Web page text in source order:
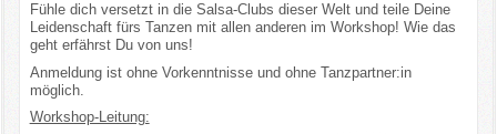
Fühle dich versetzt in die Salsa-Clubs dieser Welt und teile Deine
Leidenschaft fürs Tanzen mit allen anderen im Workshop! Wie das
geht erfährst Du von uns!
Anmeldung ist ohne Vorkenntnisse und ohne Tanzpartner:in
möglich.
Workshop-Leitung: